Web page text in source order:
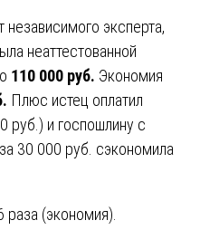
независимого эксперта,
неаттестованной
110 000 руб. Экономия
Плюс истец оплатил
руб.) и госпошлину с
30 000 руб. сэкономила
раза (экономия).